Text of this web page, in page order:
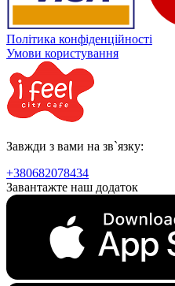
Політика конфіденційності
Умови користування
Завжди з вами на зв`язку:
+380682078434
Завантажте наш додаток